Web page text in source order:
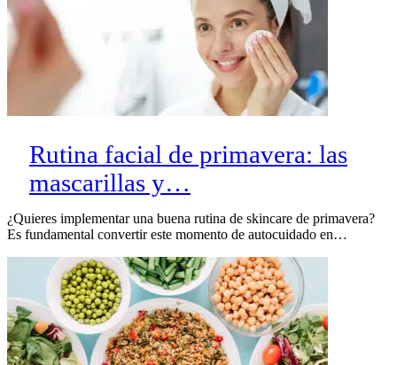
Rutina facial de primavera: las
mascarillas y…
¿Quieres implementar una buena rutina de skincare de primavera?
Es fundamental convertir este momento de autocuidado en…